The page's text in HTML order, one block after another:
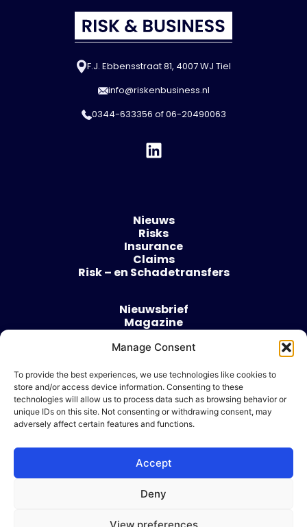
Manage Consent
To provide the best experiences, we use technologies like cookies to
store and/or access device information. Consenting to these
technologies will allow us to process data such as browsing behavior or
unique IDs on this site. Not consenting or withdrawing consent, may
adversely affect certain features and functions.
Accept
Deny
View preferences
F.J. Ebbensstraat 81, 4007 WJ Tiel
info@riskenbusiness.nl
0344-633356 of06-20490063
Nieuws
Risks
Insurance
Claims
Risk – en Schadetransfers
Nieuwsbrief
Magazine
Over
Algemene voorwaarden
Cookie beleid
Ik wil adverteren
© 2026 Risk & Business